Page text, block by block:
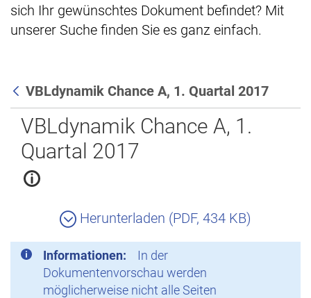
sich Ihr gewünschtes Dokument befindet? Mit
unserer Suche finden Sie es ganz einfach.
Zurück
VBLdynamik Chance A, 1. Quartal 2017
VBLdynamik Chance A, 1.
Quartal 2017
Herunterladen (PDF, 434 KB)
Informationen:
In der
Dokumentenvorschau werden
möglicherweise nicht alle Seiten